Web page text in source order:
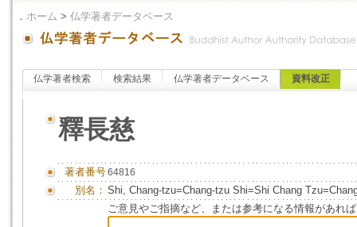
． ホーム > 仏学著者データベース
仏学著者検索 検索結果 仏学著者データベース 資料改正
釋長慈
著者番号64816
別名： Shi, Chang-tzu=Chang-tzu Shi=Shi Chang
ご意見やご指摘など、または参考になる情報があれ